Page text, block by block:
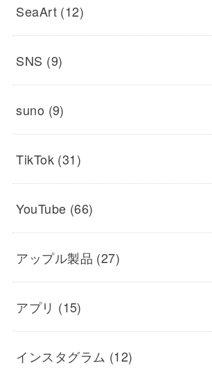
SeaArt (12)
SNS (9)
suno (9)
TikTok (31)
YouTube (66)
アップル製品 (27)
アプリ (15)
インスタグラム (12)